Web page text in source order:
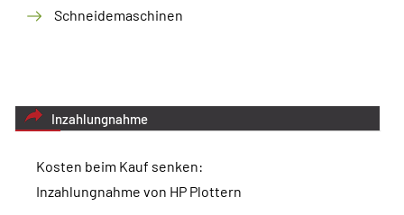
Schneidemaschinen
Inzahlungnahme
Kosten beim Kauf senken:
Inzahlungnahme von HP Plottern